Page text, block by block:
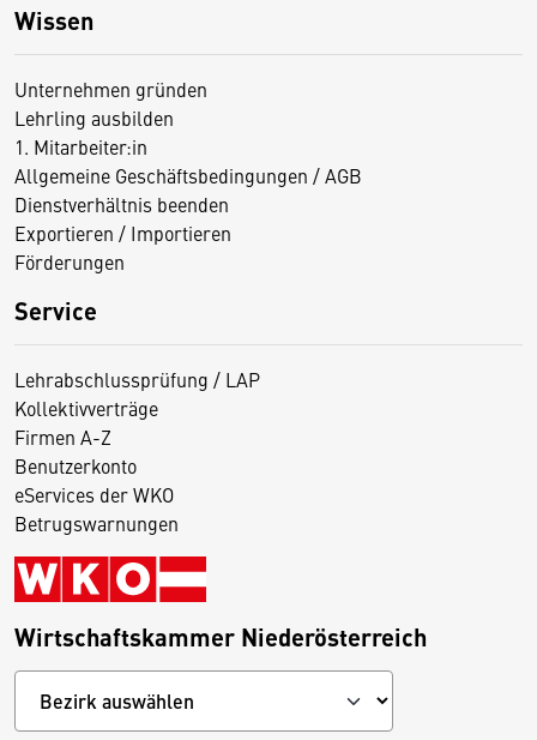
Wissen
Unternehmen gründen
Lehrling ausbilden
1. Mitarbeiter:in
Allgemeine Geschäftsbedingungen / AGB
Dienstverhältnis beenden
Exportieren / Importieren
Förderungen
Service
Lehrabschlussprüfung / LAP
Kollektivverträge
Firmen A-Z
Benutzerkonto
eServices der WKO
Betrugswarnungen
Wirtschaftskammer Niederösterreich